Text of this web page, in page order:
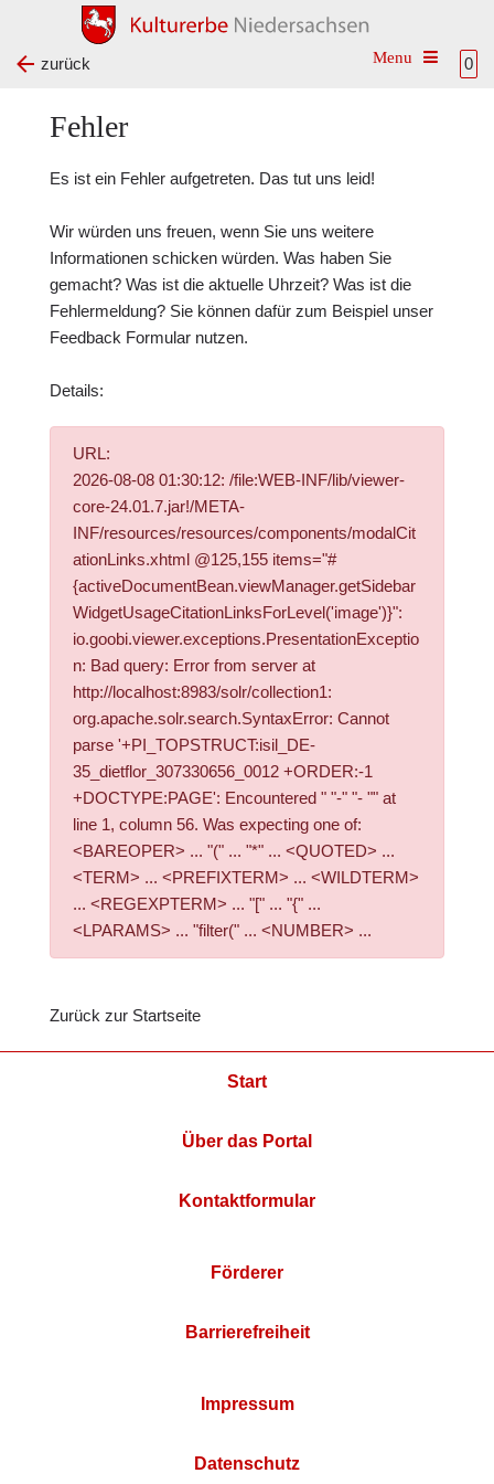
0
Toggle
zurück
Fehler
Es ist ein Fehler aufgetreten. Das tut uns leid!
Wir würden uns freuen, wenn Sie uns weitere
Informationen schicken würden. Was haben Sie
gemacht? Was ist die aktuelle Uhrzeit? Was ist die
Fehlermeldung? Sie können dafür zum Beispiel unser
Feedback Formularnutzen.
Details:
URL:
2026-08-08 01:30:12: /file:WEB-INF/lib/viewer-
core-24.01.7.jar!/META-
INF/resources/resources/components/modalCit
ationLinks.xhtml @125,155 items="#
{activeDocumentBean.viewManager.getSidebar
WidgetUsageCitationLinksForLevel('image')}":
io.goobi.viewer.exceptions.PresentationExceptio
n: Bad query: Error from server at
http://localhost:8983/solr/collection1:
org.apache.solr.search.SyntaxError: Cannot
parse '+PI_TOPSTRUCT:isil_DE-
35_dietflor_307330656_0012 +ORDER:-1
+DOCTYPE:PAGE': Encountered " "-" "- "" at
line 1, column 56. Was expecting one of:
<BAREOPER> ... "(" ... "*" ... <QUOTED> ...
<TERM> ... <PREFIXTERM> ... <WILDTERM>
... <REGEXPTERM> ... "[" ... "{" ...
<LPARAMS> ... "filter(" ... <NUMBER> ...
Zurück zur Startseite
Start
Über das Portal
Kontaktformular
Förderer
Barrierefreiheit
Impressum
Datenschutz